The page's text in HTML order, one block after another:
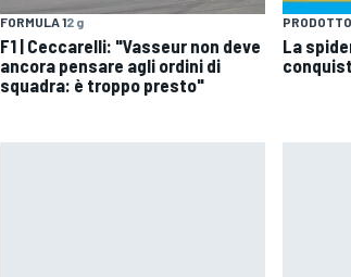
FORMULA 12 g
F1 | Ceccarelli: "Vasseur non deve
ancora pensare agli ordini di
squadra: è troppo presto"
PRODOTTO
La